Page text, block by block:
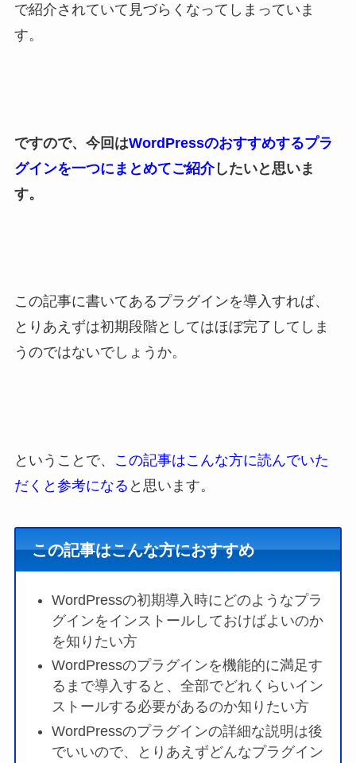
で紹介されていて見づらくなってしまっていま
す。
ですので、今回はWordPressのおすすめするプラ
グインを一つにまとめてご紹介したいと思いま
す。
この記事に書いてあるプラグインを導入すれば、
とりあえずは初期段階としてはほぼ完了してしま
うのではないでしょうか。
ということで、
この記事はこんな方に読んでいた
だくと参考になる と思います。
この記事はこんな方におすすめ
WordPressの初期導入時にどのようなプラ
グインをインストールしておけばよいのか
を知りたい方
WordPressのプラグインを機能的に満足す
るまで導入すると、全部でどれくらいイン
ストールする必要があるのか知りたい方
WordPressのプラグインの詳細な説明は後
でいいので、とりあえずどんなプラグイン